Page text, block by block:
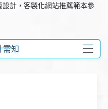
設計，客製化網站推薦範本參
需知